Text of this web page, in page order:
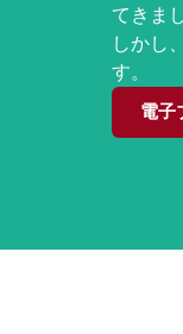
てきま
しかし
す。
電子